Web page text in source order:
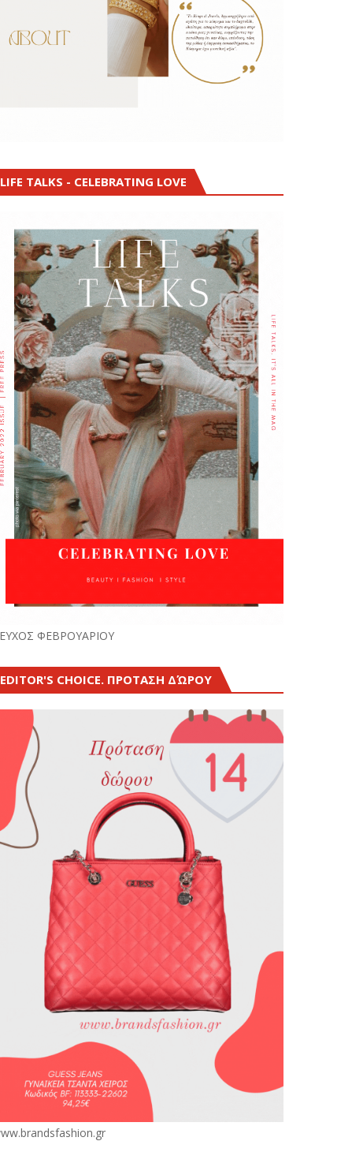
LIFE TALKS - CELEBRATING LOVE
ΦΕΒΡΟΥΑΡΙΟΥ
EDITOR'S CHOICE. ΠΡΟΤΑΣΗ ΔΏΡΟΥ